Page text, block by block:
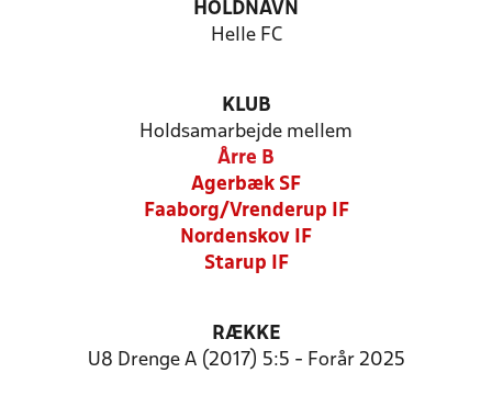
HOLDNAVN
Helle FC
KLUB
Holdsamarbejde mellem
Årre B
Agerbæk SF
Faaborg/Vrenderup IF
Nordenskov IF
Starup IF
RÆKKE
U8 Drenge A (2017) 5:5 - Forår 2025